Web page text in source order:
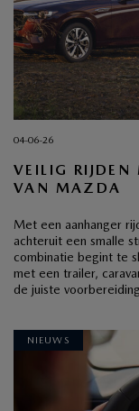
04-06-26
VEILIG RIJDEN
VAN MAZDA
Met een aanhanger
achteruit een smalle
combinatie begint te
met een trailer,
de juiste
NIEUWS